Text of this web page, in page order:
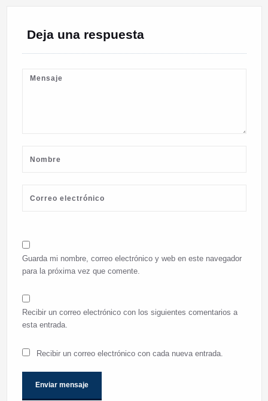
Deja una respuesta
Guarda mi nombre, correo electrónico y web en este navegador
para la próxima vez que comente.
Recibir un correo electrónico con los siguientes comentarios a
esta entrada.
Recibir un correo electrónico con cada nueva entrada.